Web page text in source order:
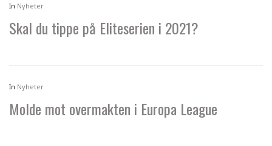
In Nyheter
Skal du tippe på Eliteserien i 2021?
In Nyheter
Molde mot overmakten i Europa League